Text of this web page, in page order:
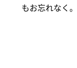
もお忘れなく。